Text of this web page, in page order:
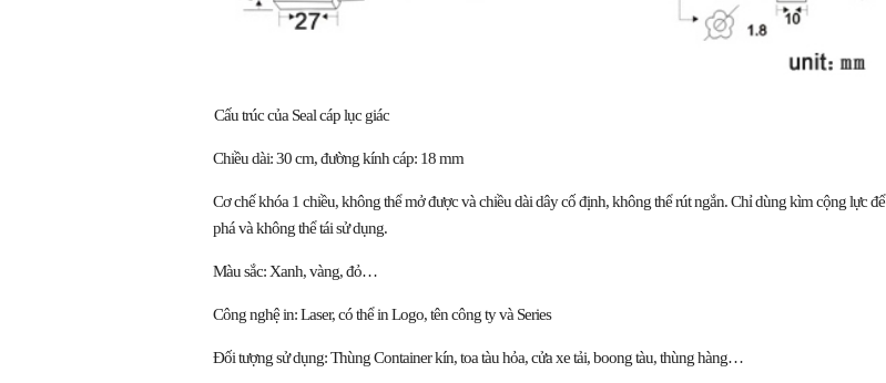
Cấu trúc của Seal cáp lục giác
Chiều dài: 30 cm, đường kính cáp: 18 mm
Cơ chế khóa 1 chiều, không thể mở được và chiều dài dây cố định, không thể rút ngắn. Chỉ dùng kìm cộng lực để
phá và không thể tái sử dụng.
Màu sắc: Xanh, vàng, đỏ…
Công nghệ in: Laser, có thể in Logo, tên công ty và Series
Đối tượng sử dụng: Thùng Container kín, toa tàu hỏa, cửa xe tải, boong tàu, thùng hàng…